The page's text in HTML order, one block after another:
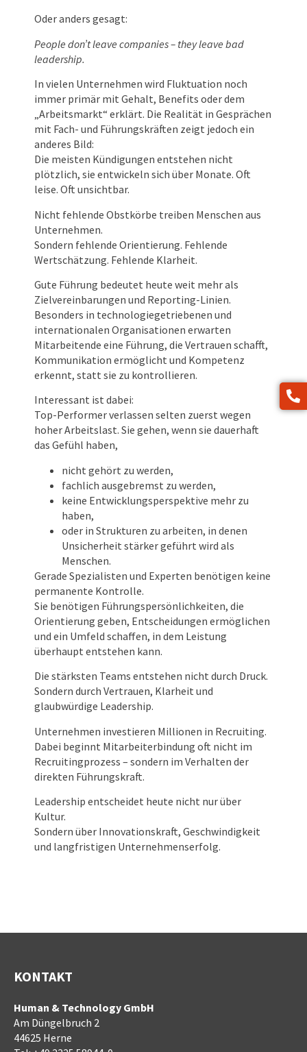
Oder anders gesagt:
People don’t leave companies – they leave bad
leadership.
In vielen Unternehmen wird Fluktuation noch
immer primär mit Gehalt, Benefits oder dem
„Arbeitsmarkt“ erklärt. Die Realität in Gesprächen
mit Fach- und Führungskräften zeigt jedoch ein
anderes Bild:
Die meisten Kündigungen entstehen nicht
plötzlich, sie entwickeln sich über Monate. Oft
leise. Oft unsichtbar.
Nicht fehlende Obstkörbe treiben Menschen aus
Unternehmen.
Sondern fehlende Orientierung. Fehlende
Wertschätzung. Fehlende Klarheit.
Gute Führung bedeutet heute weit mehr als
Zielvereinbarungen und Reporting-Linien.
Besonders in technologiegetriebenen und
internationalen Organisationen erwarten
Mitarbeitende eine Führung, die Vertrauen schafft,
Kommunikation ermöglicht und Kompetenz
erkennt, statt sie zu kontrollieren.
Interessant ist dabei:
Top-Performer verlassen selten zuerst wegen
hoher Arbeitslast. Sie gehen, wenn sie dauerhaft
das Gefühl haben,
nicht gehört zu werden,
fachlich ausgebremst zu werden,
keine Entwicklungsperspektive mehr zu
haben,
oder in Strukturen zu arbeiten, in denen
Unsicherheit stärker geführt wird als
Menschen.
Gerade Spezialisten und Experten benötigen keine
permanente Kontrolle.
Sie benötigen Führungspersönlichkeiten, die
Orientierung geben, Entscheidungen ermöglichen
und ein Umfeld schaffen, in dem Leistung
überhaupt entstehen kann.
Die stärksten Teams entstehen nicht durch Druck.
Sondern durch Vertrauen, Klarheit und
glaubwürdige Leadership.
Unternehmen investieren Millionen in Recruiting.
Dabei beginnt Mitarbeiterbindung oft nicht im
Recruitingprozess – sondern im Verhalten der
direkten Führungskraft.
Leadership entscheidet heute nicht nur über
Kultur.
Sondern über Innovationskraft, Geschwindigkeit
und langfristigen Unternehmenserfolg.
KONTAKT
Human & Technology GmbH
Am Düngelbruch 2
44625 Herne